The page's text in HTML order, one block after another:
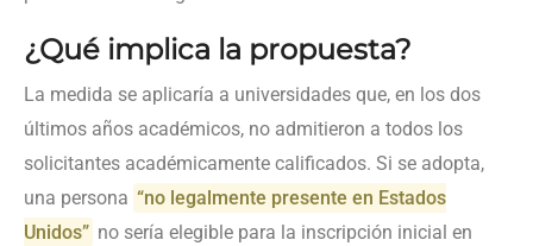
¿Qué implica la propuesta?
La medida se aplicaría a universidades que, en los dos
últimos años académicos, no admitieron a todos los
solicitantes académicamente calificados. Si se adopta,
una persona “no legalmente presente en Estados
Unidos” no sería elegible para la inscripción inicial en